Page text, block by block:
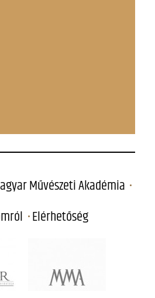
Művészeti Akadémia
Elérhetőség